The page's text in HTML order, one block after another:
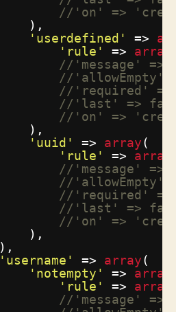
//'on' =>
),
'userdefined'
=>
'rule'
=> array
//'message' =>
//'allowEmpty'
//'required'
//'last' =>
//'on' =>
),
'uuid'
=> array(
'rule'
=> array
//'message' =>
//'allowEmpty'
//'required'
//'last' =>
//'on' =>
),
),
'username'
=> array(
'notempty'
=> array
'rule'
=> array
//'message' =>